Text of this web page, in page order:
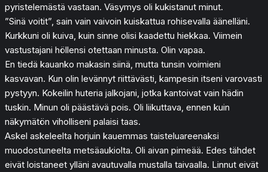
pyristelemästä vastaan. Väsymys oli kukistanut minut.
”Sinä voitit”, sain vain vaivoin kuiskattua rohisevalla äänelläni.
Kurkkuni oli kuiva, kuin sinne olisi kaadettu hiekkaa. Viimein
vastustajani höllensi otettaan minusta. Olin vapaa.
En tiedä kauanko makasin siinä, mutta tunsin voimieni
kasvavan. Kun olin levännyt riittävästi, kampesin itseni varovasti
pystyyn. Kokeilin huteria jalkojani, jotka kantoivat vain hädin
tuskin. Minun oli päästävä pois. Oli liikuttava, ennen kuin
näkymätön viholliseni palaisi taas.
Askel askeleelta horjuin kauemmas taisteluareenaksi
muodostuneelta metsäaukiolta. Oli aivan pimeää. Edes tähdet
eivät loistaneet ylläni avautuvalla mustalla taivaalla. Linnut eivät